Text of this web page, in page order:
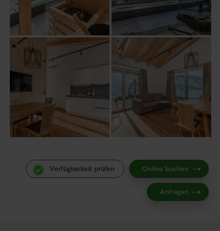
Verfügbarkeit prüfen Online buchen
Anfragen